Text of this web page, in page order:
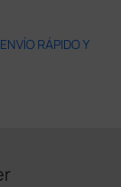
RÁPIDO Y